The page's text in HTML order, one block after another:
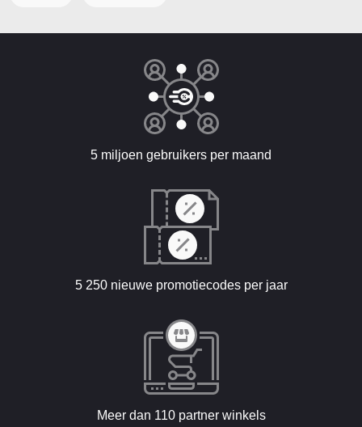
5 miljoen gebruikers per maand
5 250 nieuwe promotiecodes per jaar
Meer dan 110 partner winkels